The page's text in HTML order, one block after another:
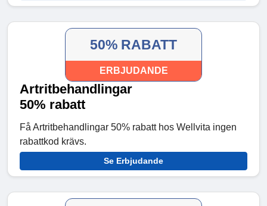
50% RABATT
ERBJUDANDE
Artritbehandlingar
50% rabatt
Få Artritbehandlingar 50% rabatt hos Wellvita ingen
rabattkod krävs.
Se Erbjudande